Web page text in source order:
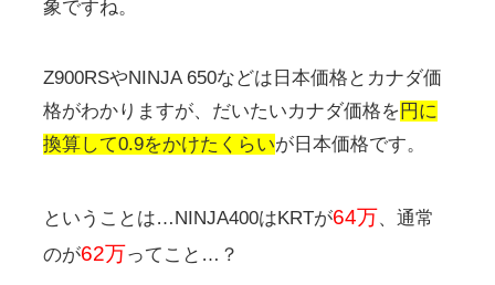
象ですね。
Z900RSやNINJA 650などは日本価格とカナダ価
格がわかりますが、だいたいカナダ価格を 円に
換算して0.9をかけたくらいが日本価格です。
ということは…NINJA400はKRTが64万、通常
のが62万ってこと…？